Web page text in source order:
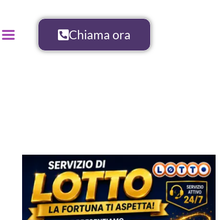
Chiama ora